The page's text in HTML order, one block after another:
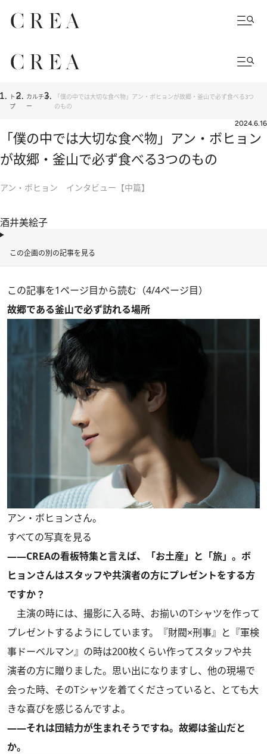
トッ
プ
カルチャ
ー
「僕の中では大切な食べ物」アン・ボヒョンが故郷・釜山で必ず食べる3つ
のもの
2024.6.16
「僕の中では大切な食べ物」アン・ボヒョン
が故郷・釜山で必ず食べる3つのもの
アン・ボヒョン インタビュー【中篇】
酒井美絵子
この企画の別の記事を見る
この記事を1ページ目から読む（4/4ページ目）
故郷である釜山で必ず訪れる場所
アン・ボヒョンさん。
すべての写真を見る
――CREAの看板特集と言えば、「お土産」と「旅」。ボ
ヒョンさんはスタッフや共演者の方にプレゼントをする方
ですか？
主演の時には、撮影に入る時、お揃いのTシャツを作って
プレゼントするようにしています。『財閥×刑事』と『軍検
事ドーベルマン』の時は200枚くらい作ってスタッフや共
演者の方に贈りました。思い出になりますし、他の現場で
会った時、そのTシャツを着てくださっていると、とても大
きな喜びを感じるんですよ。
――それは団結力が生まれそうですね。故郷は釜山だと
か。